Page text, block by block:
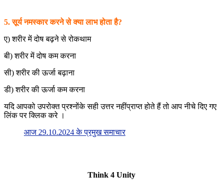
5. सूर्य नमस्कार करने से क्या लाभ होता है?
ए) शरीर में दोष बढ़ने से रोकथाम
बी) शरीर में दोष कम करना
सी) शरीर की ऊर्जा बढ़ाना
डी) शरीर की ऊर्जा कम करना
यदि आपको उपरोक्त प्रश्नोंके सही उत्तर नहींप्राप्त होते हैं तो आप नीचे दिए गए
लिंक पर क्लिक करे ।
आज 29.10.2024 के प्रमुख समाचार
Think 4 Unity